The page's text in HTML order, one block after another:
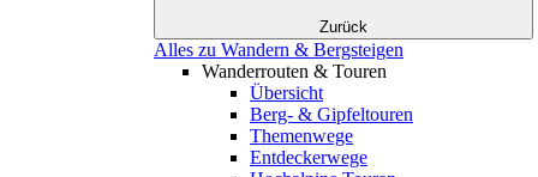
Zurück
Alles zu Wandern & Bergsteigen
Wanderrouten & Touren
Übersicht
Berg- & Gipfeltouren
Themenwege
Entdeckerwege